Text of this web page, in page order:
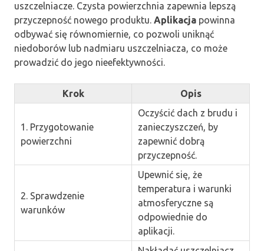
uszczelniacze. Czysta powierzchnia zapewnia lepszą
przyczepność nowego produktu. Aplikacja powinna
odbywać się równomiernie, co pozwoli uniknąć
niedoborów lub nadmiaru uszczelniacza, co może
prowadzić do jego nieefektywności.
Krok Opis
1. Przygotowanie
powierzchni
Oczyścić dach z brudu i
zanieczyszczeń, by
zapewnić dobrą
przyczepność.
2. Sprawdzenie
warunków
Upewnić się, że
temperatura i warunki
atmosferyczne są
odpowiednie do
aplikacji.